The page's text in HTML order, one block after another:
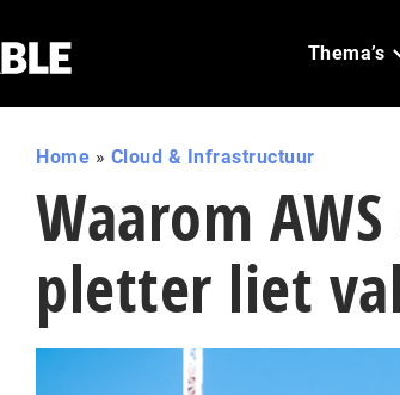
Thema’s
Home » Cloud & Infrastructuur
Waarom
pletter liet